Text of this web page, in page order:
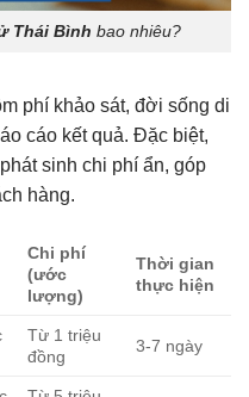
Thái Bình bao nhiêu?
phí khảo sát, đời sống di
cáo kết quả. Đặc biệt,
sinh chi phí ẩn, góp
hàng.
Chi phí
(ước
lượng)
Thời gian
thực hiện
Từ 1 triệu
đồng
3-7 ngày